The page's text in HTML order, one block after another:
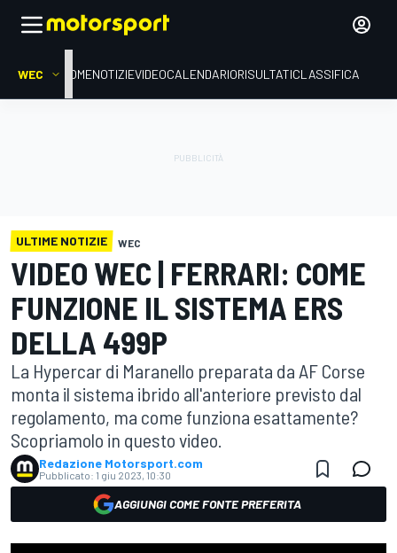
WEC HOMENOTIZIEVIDEOCALENDARIORISULTATICLASSIFICA
ULTIME NOTIZIE WEC
VIDEO WEC | FERRARI: COME
FUNZIONE IL SISTEMA ERS
DELLA 499P
La Hypercar di Maranello preparata da AF Corse
monta il sistema ibrido all'anteriore previsto dal
regolamento, ma come funziona esattamente?
Scopriamolo in questo video.
Redazione Motorsport.com
Pubblicato: 1 giu 2023, 10:30
AGGIUNGI COME FONTE PREFERITA